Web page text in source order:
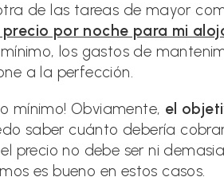
de las tareas de mayor
por noche para mi
los gastos de
a la perfección.
mínimo! Obviamente, el
saber cuánto debería
precio no debe ser ni
es bueno en estos casos.